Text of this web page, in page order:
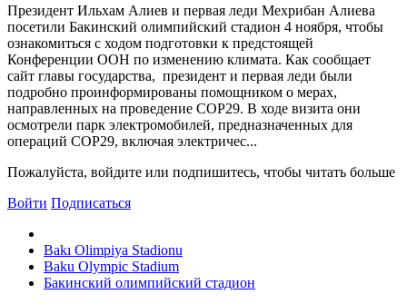
Президент Ильхам Алиев и первая леди Мехрибан Алиева
посетили Бакинский олимпийский стадион 4 ноября, чтобы
ознакомиться с ходом подготовки к предстоящей
Конференции ООН по изменению климата. Как сообщает
сайт главы государства, президент и первая леди были
подробно проинформированы помощником о мерах,
направленных на проведение COP29. В ходе визита они
осмотрели парк электромобилей, предназначенных для
операций COP29, включая электричес...
Пожалуйста, войдите или подпишитесь, чтобы читать больше
Войти Подписаться
Bakı Olimpiya Stadionu
Baku Olympic Stadium
Бакинский олимпийский стадион